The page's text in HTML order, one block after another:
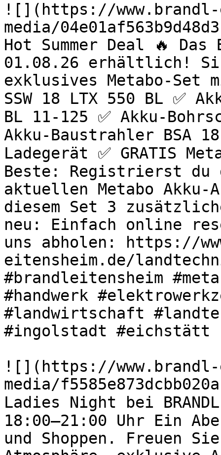
![](https://
media/
Hot Summer Deal 🔥 Das
01.08.26 erhältlich!
exklusives Metabo-Set
SSW 18 LTX 550 BL ✅
BL 11-125 ✅ Akku-
Akku-Baustrahler BSA
Ladegerät ✅ GRATIS
Beste: Registrierst du
aktuellen Metabo
diesem Set 3
neu: Einfach online
uns abholen: https://
eitensheim.de/
#brandleitensheim
#handwerk
#landwirtschaft
#ingolstadt #eichstätt
![](https://
media/
Ladies Night bei
18:00–21:00 Uhr Ein
und Shoppen. Freuen